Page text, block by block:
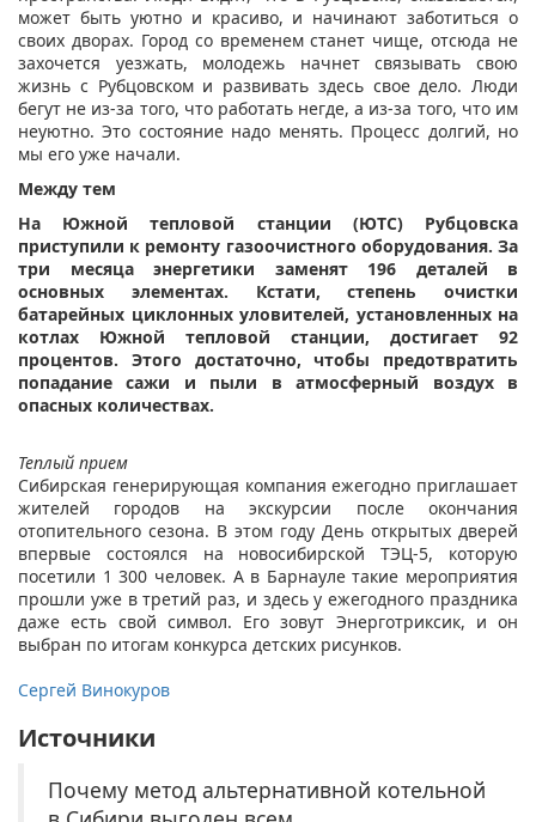
может быть уютно и красиво, и начинают заботиться о
своих дворах. Город со временем станет чище, отсюда не
захочется уезжать, молодежь начнет связывать свою
жизнь с Рубцовском и развивать здесь свое дело. Люди
бегут не из-за того, что работать негде, а из-за того, что им
неуютно. Это состояние надо менять. Процесс долгий, но
мы его уже начали.
Между тем
На Южной тепловой станции (ЮТС) Рубцовска
приступили к ремонту газоочистного оборудования. За
три месяца энергетики заменят 196 деталей в
основных элементах. Кстати, степень очистки
батарейных циклонных уловителей, установленных на
котлах Южной тепловой станции, достигает 92
процентов. Этого достаточно, чтобы предотвратить
попадание сажи и пыли в атмосферный воздух в
опасных количествах.
Теплый прием
Сибирская генерирующая компания ежегодно приглашает
жителей городов на экскурсии после окончания
отопительного сезона. В этом году День открытых дверей
впервые состоялся на новосибирской ТЭЦ-5, которую
посетили 1 300 человек. А в Барнауле такие мероприятия
прошли уже в третий раз, и здесь у ежегодного праздника
даже есть свой символ. Его зовут Энерготриксик, и он
выбран по итогам конкурса детских рисунков.
Сергей Винокуров
Источники
Почему метод альтернативной котельной